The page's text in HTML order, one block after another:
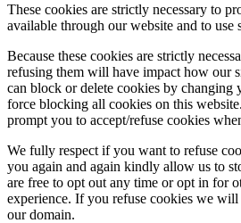
These cookies are strictly necessary to
available through our website and to use
Because these cookies are strictly
refusing them will have impact how our
can block or delete cookies by changing
force blocking all cookies on this
prompt you to accept/refuse cookies
We fully respect if you want to refuse
you again and again kindly allow us to
are free to opt out any time or opt in for
experience. If you refuse cookies we
our domain.